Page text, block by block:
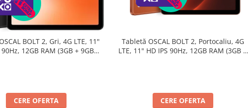
BOLT 2, Gri, 4G LTE, 11"
90Hz, 12GB RAM (3GB + 9GB
CERE OFERTA
Tabletă OSCAL BOLT 2, Portocaliu, 4G
LTE, 11" HD IPS 90Hz, 12GB RAM (3GB +
CERE OFERTA